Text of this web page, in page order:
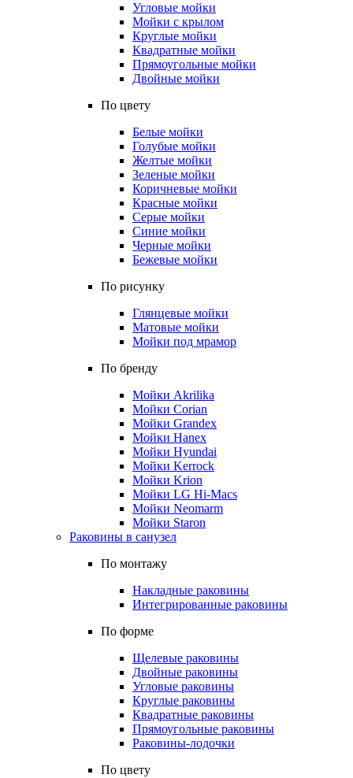
Угловые мойки
Мойки с крылом
Круглые мойки
Квадратные мойки
Прямоугольные мойки
Двойные мойки
По цвету
Белые мойки
Голубые мойки
Желтые мойки
Зеленые мойки
Коричневые мойки
Красные мойки
Серые мойки
Синие мойки
Черные мойки
Бежевые мойки
По рисунку
Глянцевые мойки
Матовые мойки
Мойки под мрамор
По бренду
Мойки Akrilika
Мойки Corian
Мойки Grandex
Мойки Hanex
Мойки Hyundai
Мойки Kerrock
Мойки Krion
Мойки LG Hi-Macs
Мойки Neomarm
Мойки Staron
Раковины в санузел
По монтажу
Накладные раковины
Интегрированные раковины
По форме
Щелевые раковины
Двойные раковины
Угловые раковины
Круглые раковины
Квадратные раковины
Прямоугольные раковины
Раковины-лодочки
По цвету